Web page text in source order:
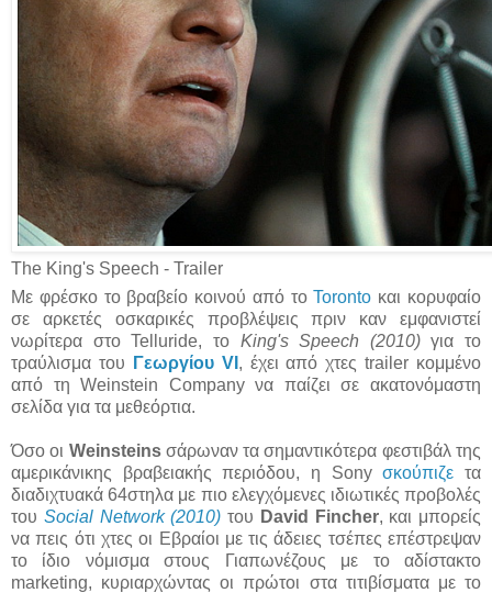
The King's Speech - Trailer
Με φρέσκo το βραβείο κοινού από τοToronto και κορυφαίο
σε αρκετές οσκαρικές προβλέψεις πριν καν εμφανιστεί
νωρίτερα στο Telluride, το King's Speech (2010)για το
τραύλισμα του
Γεωργίου VI , έχει από χτες trailer κομμένο
από τη Weinstein Company να παίζει σε ακατονόμαστη
σελίδα για τα μεθεόρτια.
Όσο οι Weinsteinsσάρωναν τα σημαντικότερα φεστιβάλ της
αμερικάνικης βραβειακής περιόδου, η Sonyσκούπιζε τα
διαδιχτυακά 64στηλα με πιο ελεγχόμενες ιδιωτικές προβολές
του Social Network (2010) του David Fincher, και μπορείς
να πεις ότι χτες οι Εβραίοι με τις άδειες τσέπες επέστρεψαν
το ίδιο νόμισμα στους Γιαπωνέζους με το αδίστακτο
marketing, κυριαρχώντας οι πρώτοι στα τιτιβίσματα με το